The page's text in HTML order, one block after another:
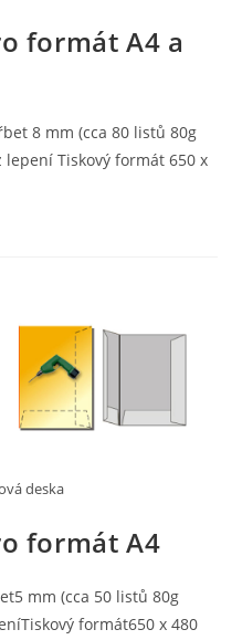
formát A4 a
8 mm (cca 80 listů 80g
Tiskový formát 650 x
deska
formát A4
mm (cca 50 listů 80g
formát650 x 480